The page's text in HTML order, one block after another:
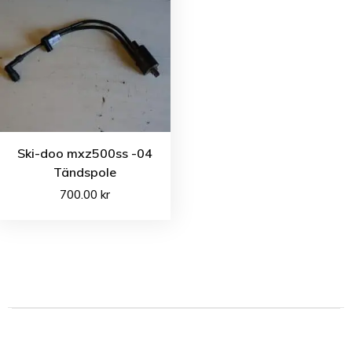
Ski-doo mxz500ss -04
Tändspole
700.00kr